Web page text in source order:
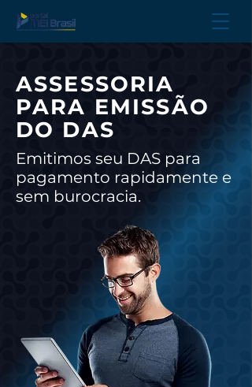
ASSESSORIA
PARA EMISSÃO
DO DAS
Emitimos seu DAS para
pagamento rapidamente e
sem burocracia.